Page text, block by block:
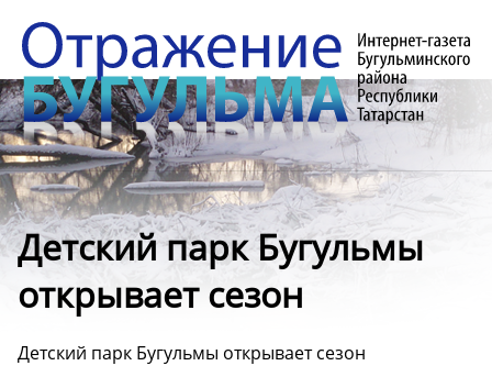
Детский парк Бугульмы
открывает сезон
Детский парк Бугульмы открывает сезон